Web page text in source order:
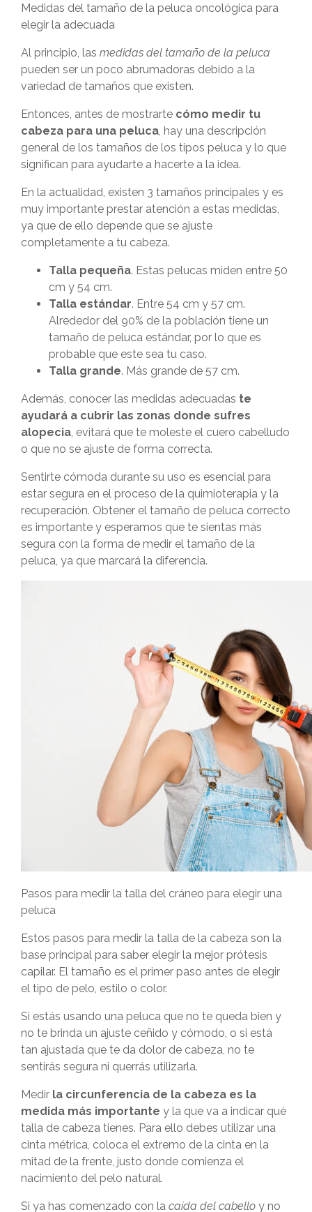
Medidas del tamaño de la peluca oncológica para
elegir la adecuada
Al principio, las medidas del tamaño de la peluca
pueden ser un poco abrumadoras debido a la
variedad de tamaños que existen.
Entonces, antes de mostrarte cómo medir tu
cabeza para una peluca , hay una descripción
general de los tamaños de los tipos peluca y lo que
significan para ayudarte a hacerte a la idea.
En la actualidad, existen 3 tamaños principales y es
muy importante prestar atención a estas medidas,
ya que de ello depende que se ajuste
completamente a tu cabeza.
Talla pequeña. Estas pelucas miden entre 50
cm y 54 cm.
Talla estándar. Entre 54 cm y 57 cm.
Alrededor del 90% de la población tiene un
tamaño de peluca estándar, por lo que es
probable que este sea tu caso.
Talla grande. Más grande de 57 cm.
Además, conocer las medidas adecuadas te
ayudará a cubrir las zonas donde sufres
alopecia , evitará que te moleste el cuero cabelludo
o que no se ajuste de forma correcta.
Sentirte cómoda durante su uso es esencial para
estar segura en el proceso de la quimioterapia y la
recuperación. Obtener el tamaño de peluca correcto
es importante y esperamos que te sientas más
segura con la forma de medir el tamaño de la
peluca, ya que marcará la diferencia.
Pasos para medir la talla del cráneo para elegir una
peluca
Estos pasos para medir la talla de la cabeza son la
base principal para saber elegir la mejor prótesis
capilar. El tamaño es el primer paso antes de elegir
el tipo de pelo, estilo o color.
Si estás usando una peluca que no te queda bien y
no te brinda un ajuste ceñido y cómodo, o si está
tan ajustada que te da dolor de cabeza, no te
sentirás segura ni querrás utilizarla.
Medir la circunferencia de la cabeza es la
medida más importante y la que va a indicar qué
talla de cabeza tienes. Para ello debes utilizar una
cinta métrica, coloca el extremo de la cinta en la
mitad de la frente, justo donde comienza el
nacimiento del pelo natural.
Si ya has comenzado con la caída del cabello y no